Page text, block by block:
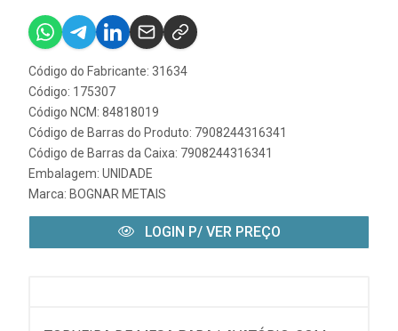
Código do Fabricante: 31634
Código: 175307
Código NCM: 84818019
Código de Barras do Produto: 7908244316341
Código de Barras da Caixa: 7908244316341
Embalagem: UNIDADE
Marca: BOGNAR METAIS
LOGIN P/ VER PREÇO